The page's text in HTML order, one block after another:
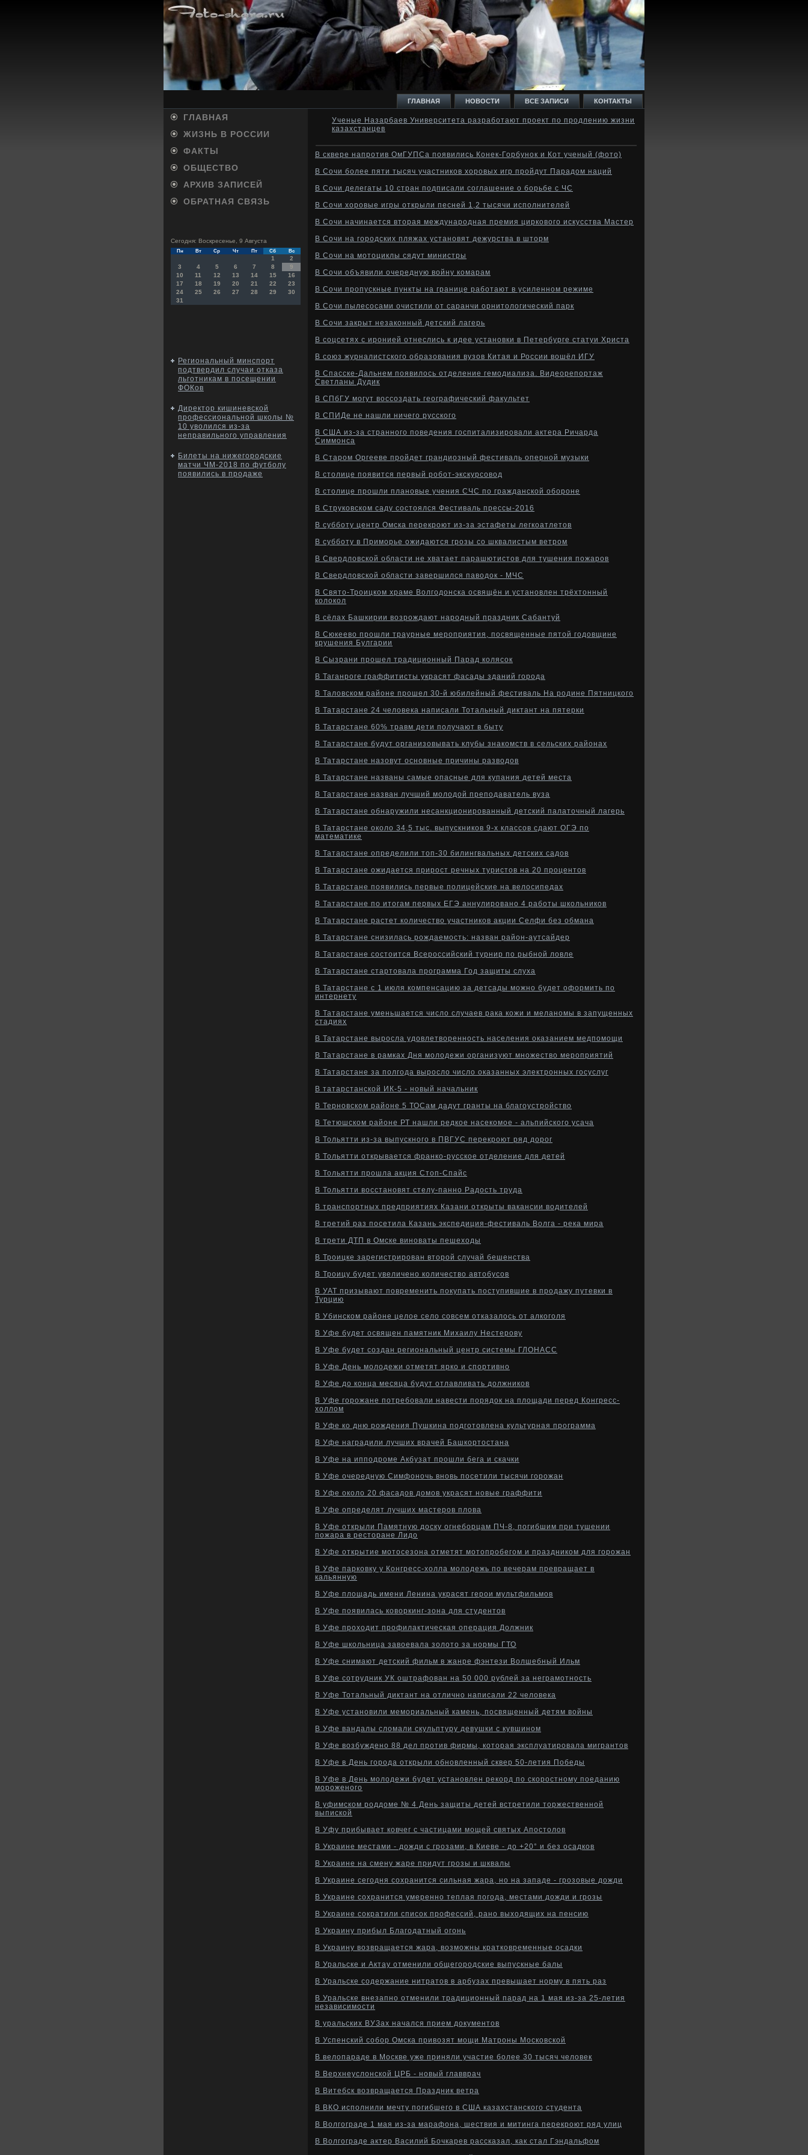
ГЛАВНАЯ НОВОСТИ ВСЕ ЗАПИСИ КОНТАКТЫ
ГЛАВНАЯ
ЖИЗНЬ В РОССИИ
ФАКТЫ
ОБЩЕСТВО
АРХИВ ЗАПИСЕЙ
ОБРАТНАЯ СВЯЗЬ
Сегодня: Воскресенье, 9 Августа
Пн Вт Ср Чт Пт Сб Вс
1
2
3
4 5 6 7 8
9
10
11 12 13 14 15
16
17
18 19 20 21 22
23
24
25 26 27 28 29
30
31
Региональный минспорт
подтвердил случаи отказа
льготникам в посещении
ФОКов
Директор кишиневской
профессиональной школы №
10 уволился из-за
неправильного управления
Билеты на нижегородские
матчи ЧМ-2018 по футболу
появились в продаже
Ученые Назарбаев Университета разработают проект по продлению жизни
казахстанцев
В сквере напротив ОмГУПСа появились Конек-Горбунок и Кот ученый (фото)
В Сочи более пяти тысяч участников хоровых игр пройдут Парадом наций
В Сочи делегаты 10 стран подписали соглашение о борьбе с ЧС
В Сочи хоровые игры открыли песней 1,2 тысячи исполнителей
В Сочи начинается вторая международная премия циркового искусства Мастер
В Сочи на городских пляжах установят дежурства в шторм
В Сочи на мотоциклы сядут министры
В Сочи объявили очередную войну комарам
В Сочи пропускные пункты на границе работают в усиленном режиме
В Сочи пылесосами очистили от саранчи орнитологический парк
В Сочи закрыт незаконный детский лагерь
В соцсетях с иронией отнеслись к идее установки в Петербурге статуи Христа
В союз журналистского образования вузов Китая и России вошёл ИГУ
В Спасске-Дальнем появилось отделение гемодиализа. Видеорепортаж
Светланы Дудик
В СПбГУ могут воссоздать географический факультет
В СПИДе не нашли ничего русского
В США из-за странного поведения госпитализировали актера Ричарда
Симмонса
В Старом Оргееве пройдет грандиозный фестиваль оперной музыки
В столице появится первый робот-экскурсовод
В столице прошли плановые учения СЧС по гражданской обороне
В Струковском саду состоялся Фестиваль прессы-2016
В субботу центр Омска перекроют из-за эстафеты легкоатлетов
В субботу в Приморье ожидаются грозы со шквалистым ветром
В Свердловской области не хватает парашютистов для тушения пожаров
В Свердловской области завершился паводок - МЧС
В Свято-Троицком храме Волгодонска освящён и установлен трёхтонный
колокол
В сёлах Башкирии возрождают народный праздник Сабантуй
В Сюкеево прошли траурные мероприятия, посвященные пятой годовщине
крушения Булгарии
В Сызрани прошел традиционный Парад колясок
В Таганроге граффитисты украсят фасады зданий города
В Таловском районе прошел 30-й юбилейный фестиваль На родине Пятницкого
В Татарстане 24 человека написали Тотальный диктант на пятерки
В Татарстане 60% травм дети получают в быту
В Татарстане будут организовывать клубы знакомств в сельских районах
В Татарстане назовут основные причины разводов
В Татарстане названы самые опасные для купания детей места
В Татарстане назван лучший молодой преподаватель вуза
В Татарстане обнаружили несанкционированный детский палаточный лагерь
В Татарстане около 34,5 тыс. выпускников 9-х классов сдают ОГЭ по
математике
В Татарстане определили топ-30 билингвальных детских садов
В Татарстане ожидается прирост речных туристов на 20 процентов
В Татарстане появились первые полицейские на велосипедах
В Татарстане по итогам первых ЕГЭ аннулировано 4 работы школьников
В Татарстане растет количество участников акции Селфи без обмана
В Татарстане снизилась рождаемость: назван район-аутсайдер
В Татарстане состоится Всероссийский турнир по рыбной ловле
В Татарстане стартовала программа Год защиты слуха
В Татарстане с 1 июля компенсацию за детсады можно будет оформить по
интернету
В Татарстане уменьшается число случаев рака кожи и меланомы в запущенных
стадиях
В Татарстане выросла удовлетворенность населения оказанием медпомощи
В Татарстане в рамках Дня молодежи организуют множество мероприятий
В Татарстане за полгода выросло число оказанных электронных госуслуг
В татарстанской ИК-5 - новый начальник
В Терновском районе 5 ТОСам дадут гранты на благоустройство
В Тетюшском районе РТ нашли редкое насекомое - альпийского усача
В Тольятти из-за выпускного в ПВГУС перекроют ряд дорог
В Тольятти открывается франко-русское отделение для детей
В Тольятти прошла акция Стоп-Спайс
В Тольятти восстановят стелу-панно Радость труда
В транспортных предприятиях Казани открыты вакансии водителей
В третий раз посетила Казань экспедиция-фестиваль Волга - река мира
В трети ДТП в Омске виноваты пешеходы
В Троицке зарегистрирован второй случай бешенства
В Троицу будет увеличено количество автобусов
В УАТ призывают повременить покупать поступившие в продажу путевки в
Турцию
В Убинском районе целое село совсем отказалось от алкоголя
В Уфе будет освящен памятник Михаилу Нестерову
В Уфе будет создан региональный центр системы ГЛОНАСС
В Уфе День молодежи отметят ярко и спортивно
В Уфе до конца месяца будут отлавливать должников
В Уфе горожане потребовали навести порядок на площади перед Конгресс-
холлом
В Уфе ко дню рождения Пушкина подготовлена культурная программа
В Уфе наградили лучших врачей Башкортостана
В Уфе на ипподроме Акбузат прошли бега и скачки
В Уфе очередную Симфоночь вновь посетили тысячи горожан
В Уфе около 20 фасадов домов украсят новые граффити
В Уфе определят лучших мастеров плова
В Уфе открыли Памятную доску огнеборцам ПЧ-8, погибшим при тушении
пожара в ресторане Лидо
В Уфе открытие мотосезона отметят мотопробегом и праздником для горожан
В Уфе парковку у Конгресс-холла молодежь по вечерам превращает в
кальянную
В Уфе площадь имени Ленина украсят герои мультфильмов
В Уфе появилась коворкинг-зона для студентов
В Уфе проходит профилактическая операция Должник
В Уфе школьница завоевала золото за нормы ГТО
В Уфе снимают детский фильм в жанре фэнтези Волшебный Ильм
В Уфе сотрудник УК оштрафован на 50 000 рублей за неграмотность
В Уфе Тотальный диктант на отлично написали 22 человека
В Уфе установили мемориальный камень, посвященный детям войны
В Уфе вандалы сломали скульптуру девушки с кувшином
В Уфе возбуждено 88 дел против фирмы, которая эксплуатировала мигрантов
В Уфе в День города открыли обновленный сквер 50-летия Победы
В Уфе в День молодежи будет установлен рекорд по скоростному поеданию
мороженого
В уфимском роддоме № 4 День защиты детей встретили торжественной
выпиской
В Уфу прибывает ковчег с частицами мощей святых Апостолов
В Украине местами - дожди с грозами, в Киеве - до +20° и без осадков
В Украине на смену жаре придут грозы и шквалы
В Украине сегодня сохранится сильная жара, но на западе - грозовые дожди
В Украине сохранится умеренно теплая погода, местами дожди и грозы
В Украине сократили список профессий, рано выходящих на пенсию
В Украину прибыл Благодатный огонь
В Украину возвращается жара, возможны кратковременные осадки
В Уральске и Актау отменили общегородские выпускные балы
В Уральске содержание нитратов в арбузах превышает норму в пять раз
В Уральске внезапно отменили традиционный парад на 1 мая из-за 25-летия
независимости
В уральских ВУЗах начался прием документов
В Успенский собор Омска привозят мощи Матроны Московской
В велопараде в Москве уже приняли участие более 30 тысяч человек
В Верхнеуслонской ЦРБ - новый главврач
В Витебск возвращается Праздник ветра
В ВКО исполнили мечту погибшего в США казахстанского студента
В Волгограде 1 мая из-за марафона, шествия и митинга перекроют ряд улиц
В Волгограде актер Василий Бочкарев рассказал, как стал Гэндальфом